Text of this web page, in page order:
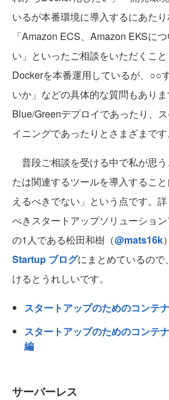
いるが本番環境に導入するにあたり
「Amazon ECS、Amazon EKSに
い」といったご相談をいただくこ
Dockerを本番運用しているが、○○
いか」などの具体的な質問もあり
Blue/Greenデプロイであったり、
イニングであったりとさまざまです
普段ご相談を受ける中で私が思
たは関連するツールを導入するこ
えるべきでない」という点です。
べきスタートアップソリューショ
の1人である松田和樹（@mats16k
Startup ブログにまとめているの
けるとうれしいです。
スタートアップのためのコンテ
スタートアップのためのコンテ
編
サーバーレス